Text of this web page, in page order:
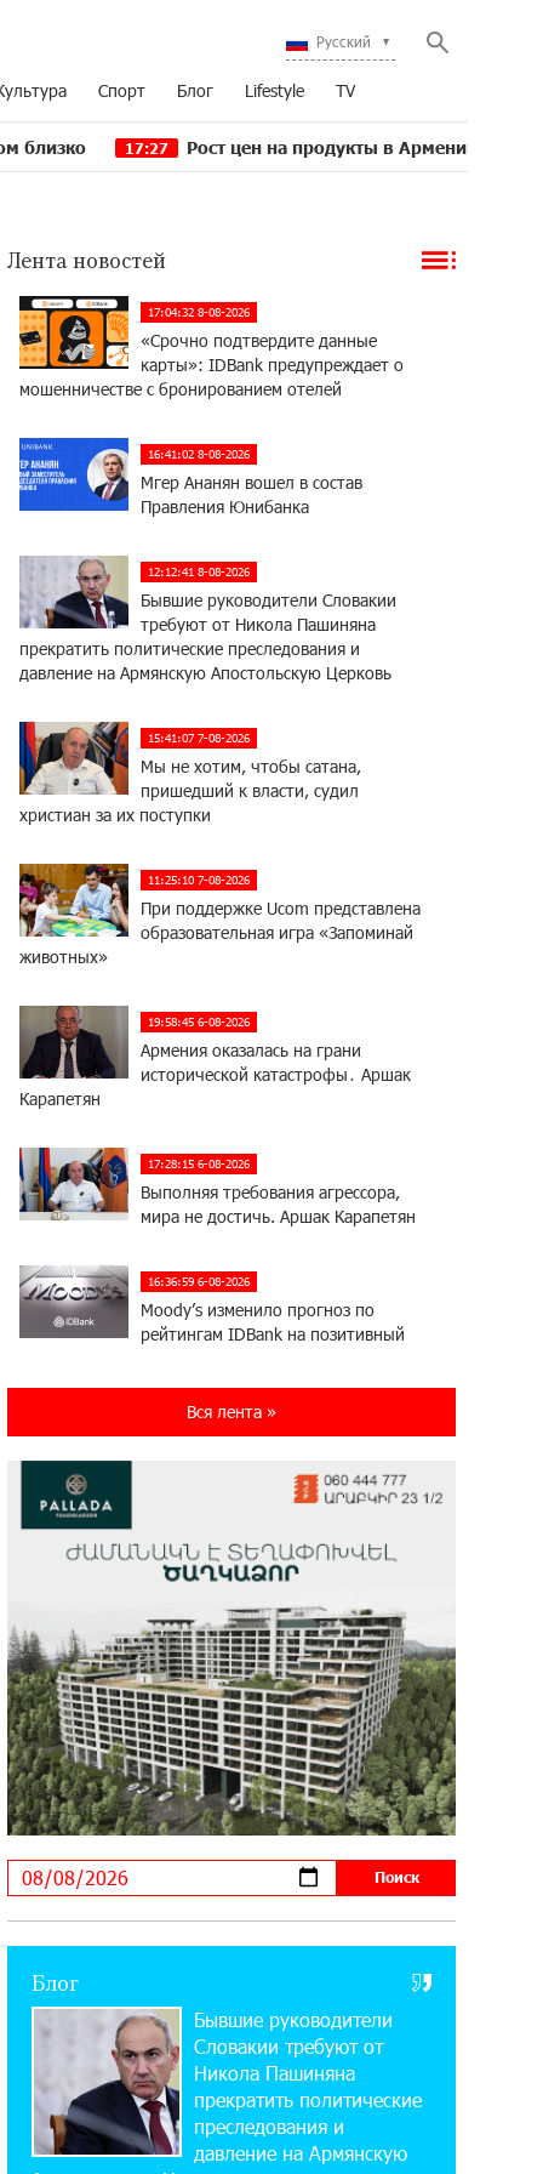
Русский
Спорт Блог Lifestyle TV
17:27 Рост цен на продукты в Армении ускорился до
Лента новостей
17:04:32 8-08-2026
«Срочно подтвердите данные
карты»: IDBank предупреждает о
мошенничестве с бронированием отелей
16:41:02 8-08-2026
Мгер Ананян вошел в состав
Правления Юнибанка
12:12:41 8-08-2026
Бывшие руководители Словакии
требуют от Никола Пашиняна
прекратить политические преследования и
давление на Армянскую Апостольскую Церковь
15:41:07 7-08-2026
Мы не хотим, чтобы сатана,
пришедший к власти, судил
христиан за их поступки
11:25:10 7-08-2026
При поддержке Ucom представлена
образовательная игра «Запоминай
животных»
19:58:45 6-08-2026
Армения оказалась на грани
исторической катастрофы․ Аршак
Карапетян
17:28:15 6-08-2026
Выполняя требования агрессора,
мира не достичь. Аршак Карапетян
16:36:59 6-08-2026
Moody’s изменило прогноз по
рейтингам IDBank на позитивный
для путешествий и специальной акцией
14:56:06 5-08-2026
Ucom и FPWC обеспечат
природы в Гнишике с помощью солнечной энергии
14:56:01 5-08-2026
Ucom и FPWC обеспечат
круглосуточный мониторинг дикой
природы в Гнишике с помощью солнечной энергии
22:41:05 3-08-2026
стартапами на Seaside Startup
Summit
В мобильном приложении Юнибанка
теперь можно зарегистрироваться
также с помощью imID
21:09:13 31-07-2026
«Бесплатные бонусы в играх»:
IDBank предупреждает о
Вся лента »
Блог
Бывшие руководители
Словакии требуют от
Никола Пашиняна
прекратить политические
преследования и
давление на Армянскую